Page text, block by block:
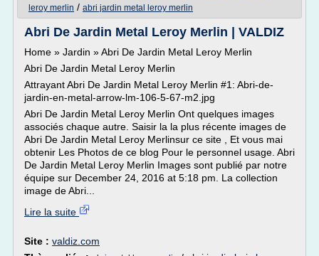
leroy merlin / abri jardin metal leroy merlin
Abri De Jardin Metal Leroy Merlin | VALDIZ
Home » Jardin » Abri De Jardin Metal Leroy Merlin
Abri De Jardin Metal Leroy Merlin
Attrayant Abri De Jardin Metal Leroy Merlin #1: Abri-de-
jardin-en-metal-arrow-lm-106-5-67-m2.jpg
Abri De Jardin Metal Leroy Merlin Ont quelques images
associés chaque autre. Saisir la la plus récente images de
Abri De Jardin Metal Leroy Merlinsur ce site , Et vous mai
obtenir Les Photos de ce blog Pour le personnel usage. Abri
De Jardin Metal Leroy Merlin Images sont publié par notre
équipe sur December 24, 2016 at 5:18 pm. La collection
image de Abri...
Lire la suite
Site : valdiz.com